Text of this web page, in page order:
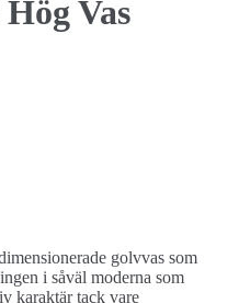
Vas
golvvas som
i såväl moderna som
karaktär tack vare